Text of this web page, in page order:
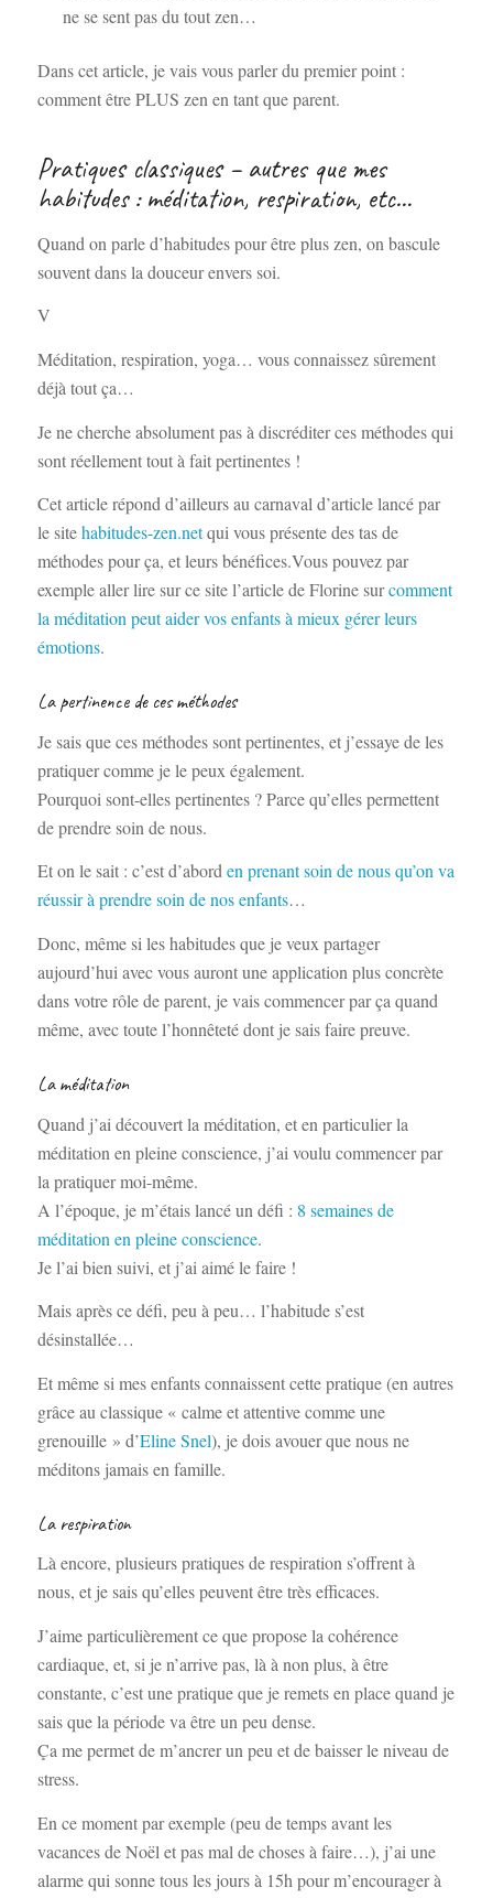
ne se sent pas du tout zen…
Dans cet article, je vais vous parler du premier point :
comment être PLUS zen en tant que parent.
Pratiques classiques – autres que mes
habitudes : méditation, respiration, etc…
Quand on parle d’habitudes pour être plus zen, on bascule
souvent dans la douceur envers soi.
V
Méditation, respiration, yoga… vous connaissez sûrement
déjà tout ça…
Je ne cherche absolument pas à discréditer ces méthodes qui
sont réellement tout à fait pertinentes !
Cet article répond d’ailleurs au carnaval d’article lancé par
le sitehabitudes-zen.netqui vous présente des tas de
méthodes pour ça, et leurs bénéfices.Vous pouvez par
exemple aller lire sur ce site l’article de Florine surcomment
la méditation peut aider vos enfants à mieux gérer leurs
émotions.
La pertinence de ces méthodes
Je sais que ces méthodes sont pertinentes, et j’essaye de les
pratiquer comme je le peux également.
Pourquoi sont-elles pertinentes ? Parce qu’elles permettent
de prendre soin de nous.
Et on le sait : c’est d’aborden prenant soin de nous qu’on va
réussir à prendre soin de nos enfants…
Donc, même si les habitudes que je veux partager
aujourd’hui avec vous auront une application plus concrète
dans votre rôle de parent, je vais commencer par ça quand
même, avec toute l’honnêteté dont je sais faire preuve.
La méditation
Quand j’ai découvert la méditation, et en particulier la
méditation en pleine conscience, j’ai voulu commencer par
la pratiquer moi-même.
A l’époque, je m’étais lancé un défi : 8 semaines de
méditation en pleine conscience.
Je l’ai bien suivi, et j’ai aimé le faire !
Mais après ce défi, peu à peu… l’habitude s’est
désinstallée…
Et même si mes enfants connaissent cette pratique (en autres
grâce au classique « calme et attentive comme une
grenouille » d’Eline Snel), je dois avouer que nous ne
méditons jamais en famille.
La respiration
Là encore, plusieurs pratiques de respiration s’offrent à
nous, et je sais qu’elles peuvent être très efficaces.
J’aime particulièrement ce que propose la cohérence
cardiaque, et, si je n’arrive pas, là à non plus, à être
constante, c’est une pratique que je remets en place quand je
sais que la période va être un peu dense.
Ça me permet de m’ancrer un peu et de baisser le niveau de
stress.
En ce moment par exemple (peu de temps avant les
vacances de Noël et pas mal de choses à faire…), j’ai une
alarme qui sonne tous les jours à 15h pour m’encourager à